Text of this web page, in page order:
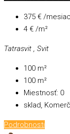
375 € /mesiac
4 € /m²
Tatrasvit , Svit
100 m²
100 m²
Miestnosť: 0
sklad,
Podrobnosti